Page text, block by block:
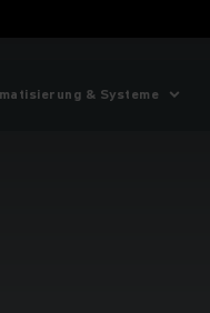
& Systeme